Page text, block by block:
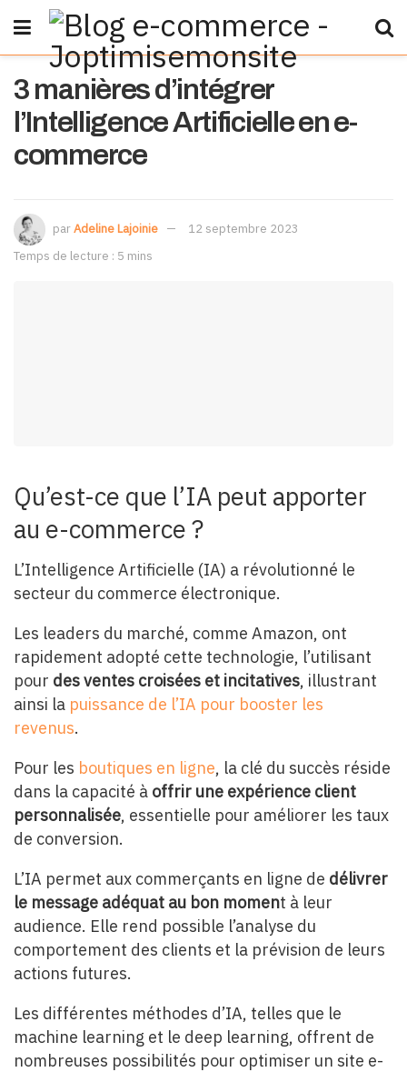
3 manières d’intégrer
l’Intelligence Artificielle en e-
commerce
parAdeline Lajoinie
12 septembre 2023
Temps de lecture : 5 mins
Qu’est-ce que l’IA peut apporter
au e-commerce ?
L’Intelligence Artificielle (IA) a révolutionné le
secteur du commerce électronique.
Les leaders du marché, comme Amazon, ont
rapidement adopté cette technologie, l’utilisant
pour des ventes croisées et incitatives, illustrant
ainsi la puissance de l’IA pour booster les
revenus.
Pour les boutiques en ligne, la clé du succès réside
dans la capacité à offrir une expérience client
personnalisée, essentielle pour améliorer les taux
de conversion.
L’IA permet aux commerçants en ligne de délivrer
le message adéquat au bon moment à leur
audience. Elle rend possible l’analyse du
comportement des clients et la prévision de leurs
actions futures.
Les différentes méthodes d’IA, telles que le
machine learning et le deep learning, offrent de
nombreuses possibilités pour optimiser un site e-